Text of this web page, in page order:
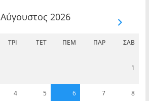
Αύγουστος 2026
ΤΡΊ ΤΕΤ ΠΈΜ ΠΑΡ ΣΆΒ
1
4 5 6 7 8